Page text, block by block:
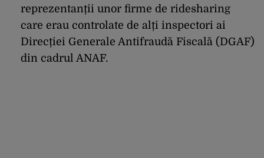
reprezentanții unor firme de ridesharing
care erau controlate de alți inspectori ai
Direcției Generale Antifraudă Fiscală (DGAF)
din cadrul ANAF.